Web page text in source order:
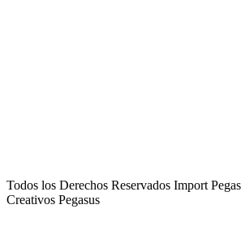
Todos los Derechos Reservados Import
Creativos Pegasus